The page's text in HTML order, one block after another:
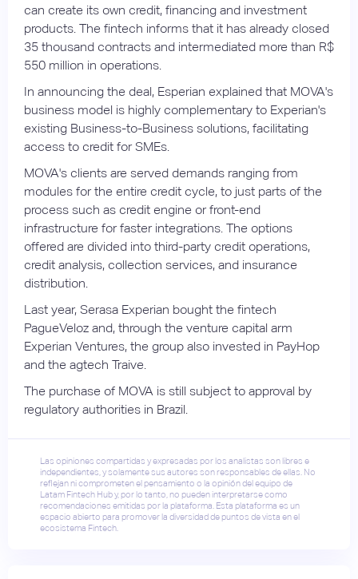
can create its own credit, financing and investment
products. The fintech informs that it has already closed
35 thousand contracts and intermediated more than R$
550 million in operations.
In announcing the deal, Esperian explained that MOVA's
business model is highly complementary to Experian's
existing Business-to-Business solutions, facilitating
access to credit for SMEs.
MOVA's clients are served demands ranging from
modules for the entire credit cycle, to just parts of the
process such as credit engine or front-end
infrastructure for faster integrations. The options
offered are divided into third-party credit operations,
credit analysis, collection services, and insurance
distribution.
Last year, Serasa Experian bought the fintech
PagueVeloz and, through the venture capital arm
Experian Ventures, the group also invested in PayHop
and the agtech Traive.
The purchase of MOVA is still subject to approval by
regulatory authorities in Brazil.
Las opiniones compartidas y expresadas por los analistas son libres e
independientes, y solamente sus autores son responsables de ellas. No
reflejan ni comprometen el pensamiento o la opinión del equipo de
Latam Fintech Hub y, por lo tanto, no pueden interpretarse como
recomendaciones emitidas por la plataforma. Esta plataforma es un
espacio abierto para promover la diversidad de puntos de vista en el
ecosistema Fintech.